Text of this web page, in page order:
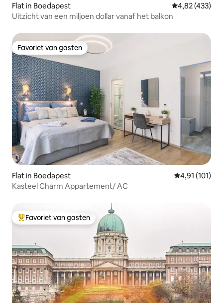
Flat in Boedapest Gemiddelde
4,82 (433)
Uitzicht van een miljoen dollar vanaf het balkon
Favoriet van gasten
Favoriet van gasten
Flat in Boedapest Gemiddelde
4,91 (101)
Kasteel Charm Appartement/ AC
Topfavoriet van gasten
Favoriet van gasten